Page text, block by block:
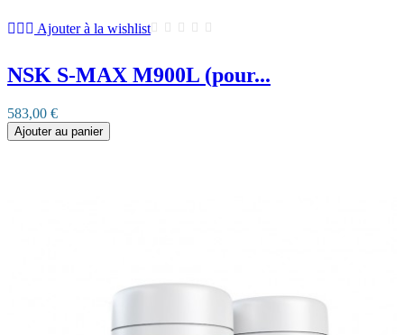
Ajouter à la wishlist
NSK S-MAX M900L (pour...
583,00 €
Ajouter au panier